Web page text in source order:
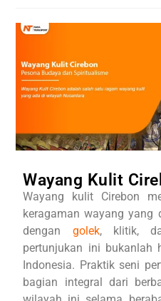
Wayang Kulit
Wayang kulit Cirebon
keragaman wayang yang
dengan golek, klitik,
pertunjukan ini bukanlah
Indonesia. Praktik seni
bagian integral dari